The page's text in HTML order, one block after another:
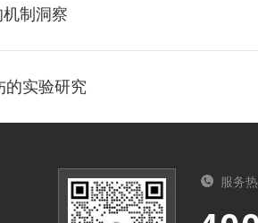
制洞察
的实验研究
服务